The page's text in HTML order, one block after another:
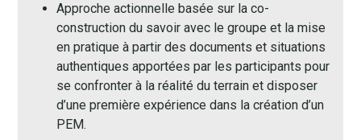
Approche actionnelle basée sur la co-
construction du savoir avec le groupe et la mise
en pratique à partir des documents et situations
authentiques apportées par les participants pour
se confronter à la réalité du terrain et disposer
d’une première expérience dans la création d’un
PEM.